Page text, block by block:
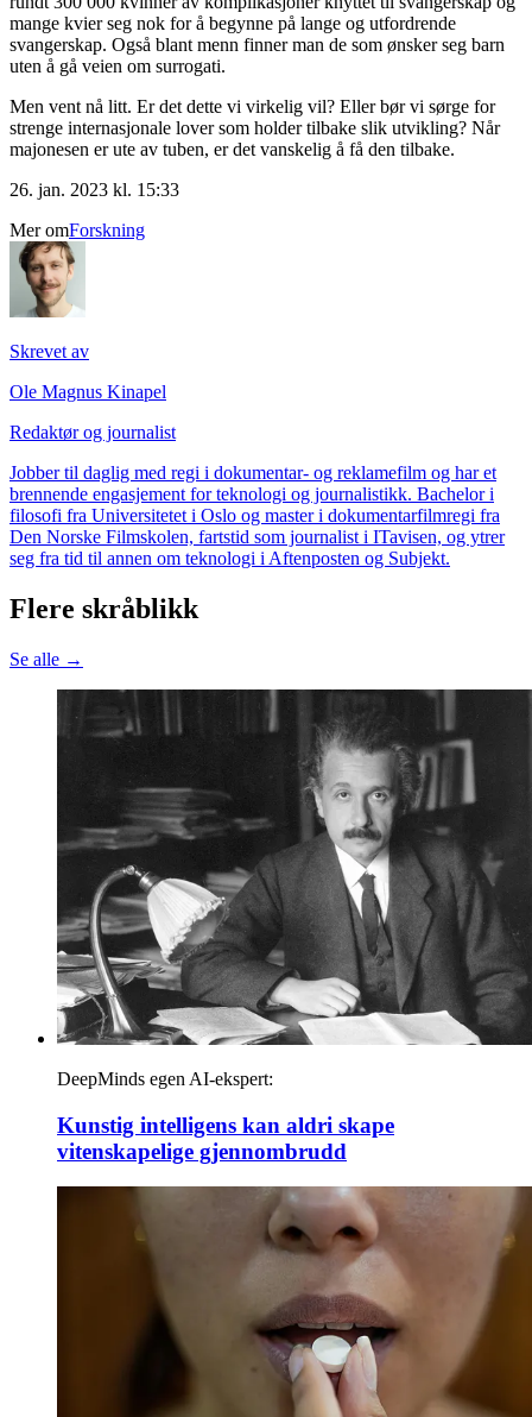
mange kvier seg nok for å begynne på lange og utfordrende
svangerskap. Også blant menn finner man de som ønsker seg barn
uten å gå veien om surrogati.
Men vent nå litt. Er det dette vi virkelig vil? Eller bør vi sørge for
strenge internasjonale lover som holder tilbake slik utvikling? Når
majonesen er ute av tuben, er det vanskelig å få den tilbake.
26. jan. 2023 kl. 15:33
Mer omForskning
Skrevet av
Ole Magnus Kinapel
Redaktør og journalist
Jobber til daglig med regi i dokumentar- og reklamefilm og har et
brennende engasjement for teknologi og journalistikk. Bachelor i
filosofi fra Universitetet i Oslo og master i dokumentarfilmregi fra
Den Norske Filmskolen, fartstid som journalist i ITavisen, og ytrer
seg fra tid til annen om teknologi i Aftenposten og Subjekt.
Flere skråblikk
Se alle →
DeepMinds egen AI-ekspert:
Kunstig intelligens kan aldri skape
vitenskapelige gjennombrudd